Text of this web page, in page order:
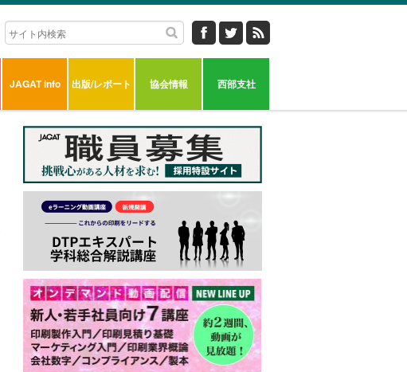
JAGAT info 出版/レポート 協会情報 西部支社